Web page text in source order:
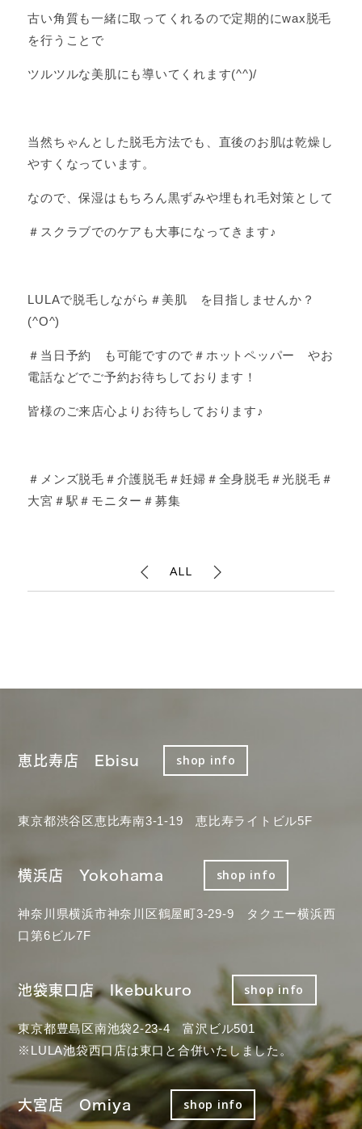
古い角質も一緒に取ってくれるので定期的にwax脱毛
を行うことで
ツルツルな美肌にも導いてくれます(^^)/
当然ちゃんとした脱毛方法でも、直後のお肌は乾燥し
やすくなっています。
なので、保湿はもちろん黒ずみや埋もれ毛対策として
＃スクラブでのケアも大事になってきます♪
LULAで脱毛しながら＃美肌 を目指しませんか？
(^O^)
＃当日予約 も可能ですので＃ホットペッパー やお
電話などでご予約お待ちしております！
皆様のご来店心よりお待ちしております♪
＃メンズ脱毛＃介護脱毛＃妊婦＃全身脱毛＃光脱毛＃
大宮＃駅＃モニター＃募集
ALL
恵比寿店 Ebisu shop info
東京都渋谷区恵比寿南3-1-19 恵比寿ライトビル5F
横浜店 Yokohama shop info
神奈川県横浜市神奈川区鶴屋町3-29-9 タクエー横浜西
口第6ビル7F
池袋東口店 Ikebukuro shop info
東京都豊島区南池袋2-23-4 富沢ビル501
※LULA池袋西口店は東口と合併いたしました。
大宮店 Omiya shop info